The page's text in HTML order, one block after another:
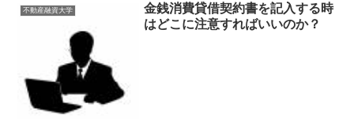
不動産融資大学
金銭消費貸借契約書を記入する時
はどこに注意すればいいのか？